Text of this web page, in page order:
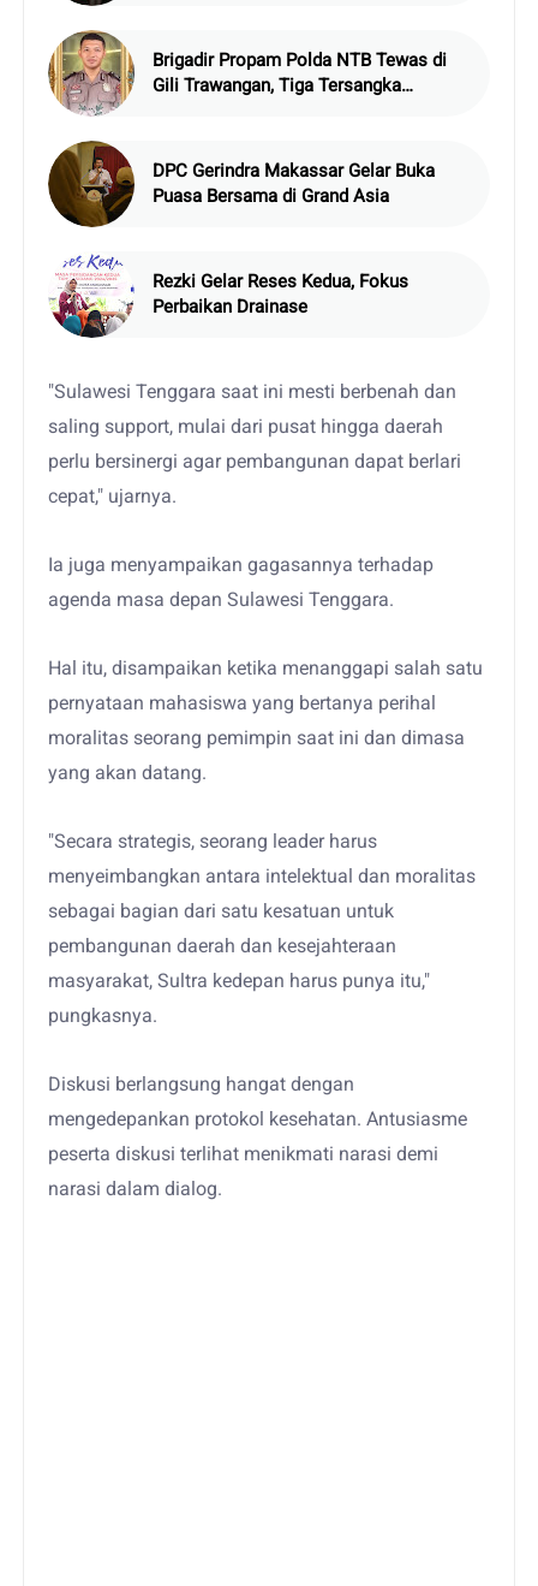
Brigadir Propam Polda NTB Tewas di
Gili Trawangan, Tiga Tersangka
DPC Gerindra Makassar Gelar Buka
Puasa Bersama di Grand Asia
Rezki Gelar Reses Kedua, Fokus
Perbaikan Drainase
"Sulawesi Tenggara saat ini mesti berbenah dan
saling support, mulai dari pusat hingga daerah
perlu bersinergi agar pembangunan dapat berlari
cepat," ujarnya.
Ia juga menyampaikan gagasannya terhadap
agenda masa depan Sulawesi Tenggara.
Hal itu, disampaikan ketika menanggapi salah satu
pernyataan mahasiswa yang bertanya perihal
moralitas seorang pemimpin saat ini dan dimasa
yang akan datang.
"Secara strategis, seorang leader harus
menyeimbangkan antara intelektual dan moralitas
sebagai bagian dari satu kesatuan untuk
pembangunan daerah dan kesejahteraan
masyarakat, Sultra kedepan harus punya itu,"
pungkasnya.
Diskusi berlangsung hangat dengan
mengedepankan protokol kesehatan. Antusiasme
peserta diskusi terlihat menikmati narasi demi
narasi dalam dialog.